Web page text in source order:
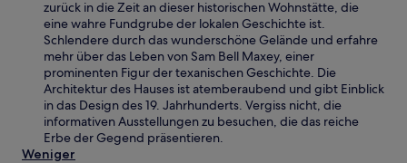
n
e
m
n
e
u
e
n
F
d
n
e
i
n
zurück in die Zeit an dieser historischen Wohnstätte, die
eine wahre Fundgrube der lokalen Geschichte ist.
Schlendere durch das wunderschöne Gelände und erfahre
mehr über das Leben von Sam Bell Maxey, einer
prominenten Figur der texanischen Geschichte. Die
Architektur des Hauses ist atemberaubend und gibt Einblick
in das Design des 19. Jahrhunderts. Vergiss nicht, die
informativen Ausstellungen zu besuchen, die das reiche
Erbe der Gegend präsentieren.
Weniger